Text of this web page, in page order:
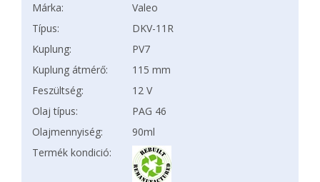
Márka:
Valeo
Típus:
DKV-11R
Kuplung:
PV7
Kuplung átmérő:
115 mm
Feszültség:
12 V
Olaj típus:
PAG 46
Olajmennyiség:
90ml
Termék kondició: